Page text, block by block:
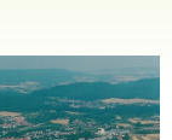
austoben